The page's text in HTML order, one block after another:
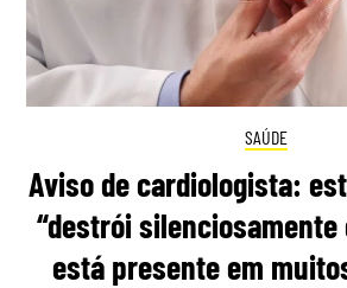
SAÚDE
Aviso de cardiologista:
“destrói silenciosamente
está presente em